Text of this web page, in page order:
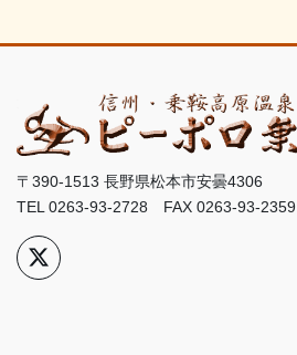
〒390-1513 長野県松本市安曇4306
TEL 0263-93-2728 FAX 0263-93-2359